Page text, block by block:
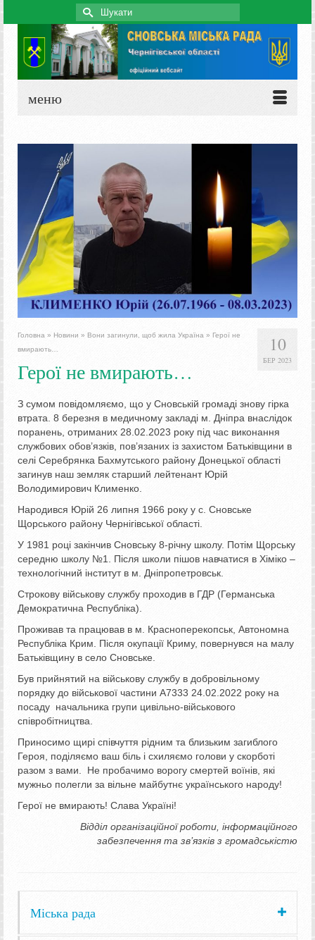
Search
for:
меню
10
БЕР 2023
Головна » Новини » Вони загинули, щоб жила Україна » Герої не
вмирають…
Герої не вмирають…
З сумом повідомляємо, що у Сновській громаді знову гірка
втрата. 8 березня в медичному закладі м. Дніпра внаслідок
поранень, отриманих 28.02.2023 року під час виконання
службових обов’язків, пов’язаних із захистом Батьківщини в
селі Серебрянка Бахмутського району Донецької області
загинув наш земляк старший лейтенант Юрій
Володимирович Клименко.
Народився Юрій 26 липня 1966 року у с. Сновське
Щорського району Чернігівської області.
У 1981 році закінчив Сновську 8-річну школу. Потім Щорську
середню школу №1. Після школи пішов навчатися в Хіміко –
технологічний інститут в м. Дніпропетровськ.
Строкову військову службу проходив в ГДР (Германська
Демократична Республіка).
Проживав та працював в м. Красноперекопськ, Автономна
Республіка Крим. Після окупації Криму, повернувся на малу
Батьківщину в село Сновське.
Був прийнятий на військову службу в добровільному
порядку до військової частини А7333 24.02.2022 року на
посаду начальника групи цивільно-військового
співробітництва.
Приносимо щирі співчуття рідним та близьким загиблого
Героя, поділяємо ваш біль і схиляємо голови у скорботі
разом з вами. Не пробачимо ворогу смертей воїнів, які
мужньо полегли за вільне майбутнє українського народу!
Герої не вмирають! Слава Україні!
Відділ організаційної роботи, інформаційного
забезпечення та зв’язків з громадськістю
Міська рада